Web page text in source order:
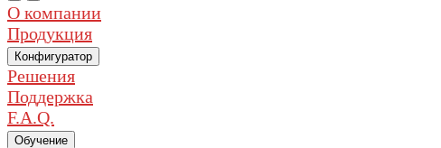
О компании
Продукция
Конфигуратор
Решения
Поддержка
F.A.Q.
Обучение